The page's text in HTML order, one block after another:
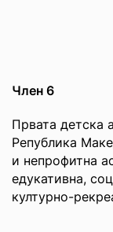
Член 6
Првата детска
Република
и непрофитна
едукативна,
културно-